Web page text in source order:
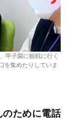
甲子園に観戦に行く
を集めたりしていま
のために電話